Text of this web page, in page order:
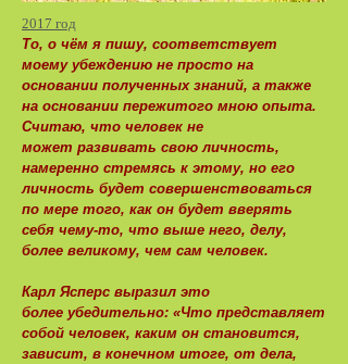
2017 год
То, о чём я пишу, соответствует
моему убеждению не просто на
основании полученных знаний, а также
на основании пережитого мною опыта.
Считаю, что человек не
может развивать свою личность,
намеренно стремясь к этому, но его
личность будет совершенствоваться
по мере того, как он будет вверять
себя чему-то, что выше него, делу,
более великому, чем сам человек.
Карл Ясперс выразил это
более убедительно: «Что представляет
собой человек, каким он становится,
зависит, в конечном итоге, от дела,